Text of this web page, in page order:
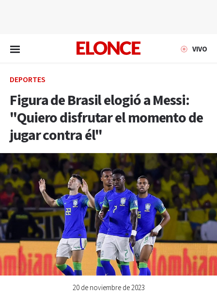
VIVO
DEPORTES
Figura de Brasil elogió a Messi:
"Quiero disfrutar el momento de
jugar contra él"
20 de noviembre de 2023